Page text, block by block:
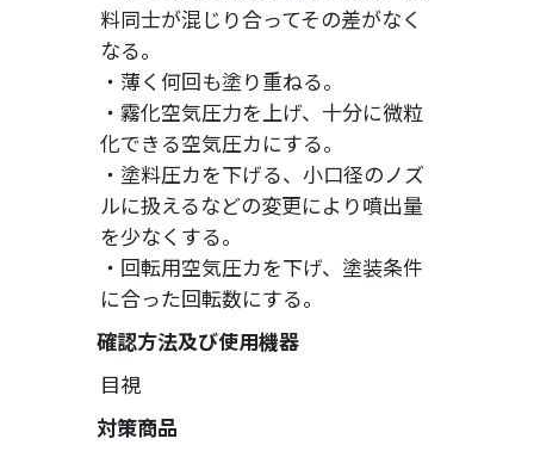
料同士が混じり合ってその差がなく
なる。
・薄く何回も塗り重ねる。
・霧化空気圧力を上げ、十分に微粒
化できる空気圧カにする。
・塗料圧カを下げる、小口径のノズ
ルに扱えるなどの変更により噴出量
を少なくする。
・回転用空気圧カを下げ、塗装条件
に合った回転数にする。
確認方法及び使用機器
目視
対策商品